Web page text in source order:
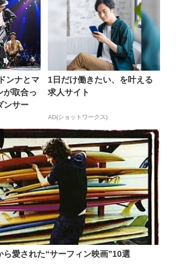
ンナとマ
が取合っ
ンサー
1日だけ働きたい、を叶える
求人サイト
AD(ショットワークス)
愛された“サーフィン映画”10選